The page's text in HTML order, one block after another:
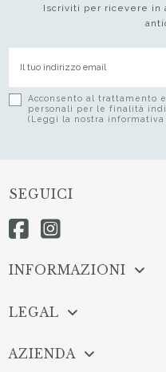
Iscriviti per ricevere in
Acconsento al trattamento
personali per le finalità
(Leggi la nostra informativa
SEGUICI
INFORMAZIONI
LEGAL
AZIENDA